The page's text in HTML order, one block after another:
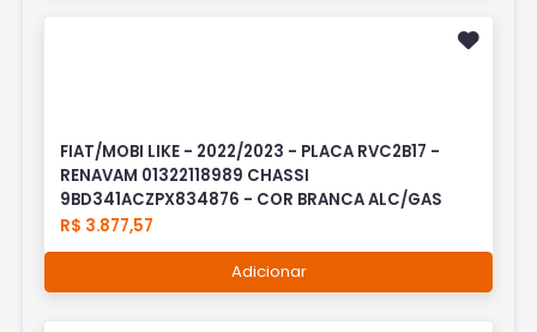
FIAT/MOBI LIKE - 2022/2023 - PLACA RVC2B17 -
RENAVAM 01322118989 CHASSI
9BD341ACZPX834876 - COR BRANCA ALC/GAS
R$ 3.877,57
Adicionar